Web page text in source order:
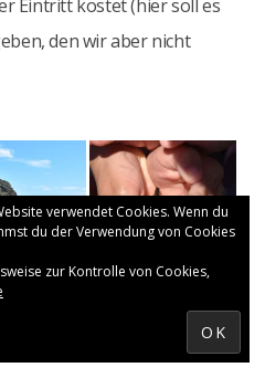
Eintritt kostet (hier soll es
den wir aber nicht
verwendet Cookies. Wenn du
du der Verwendung von Cookies
zur Kontrolle von Cookies,